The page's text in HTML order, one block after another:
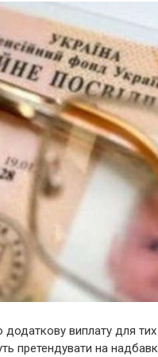
виплату для тих
претендувати на